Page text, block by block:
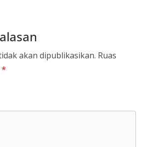
akan dipublikasikan. Ruas
*